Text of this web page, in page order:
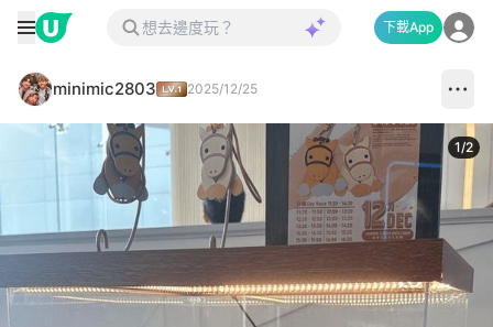
下載App
minimic2803 2025/12/25
1/2